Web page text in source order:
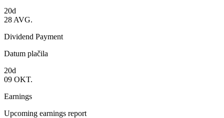
20d
28 AVG.
Dividend Payment
Datum plačila
20d
09 OKT.
Earnings
Upcoming earnings report